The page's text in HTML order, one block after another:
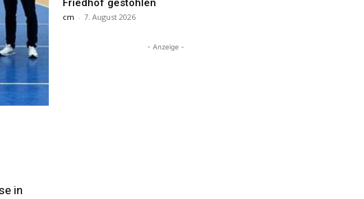
in
Friedhof gestohlen
cm - 7. August 2026
- Anzeige -